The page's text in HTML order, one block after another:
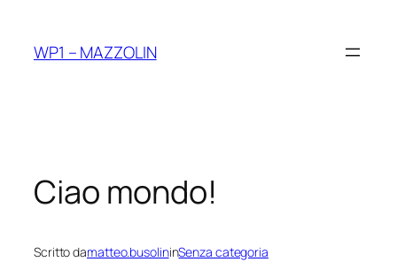
contenuto
WP1 – MAZZOLIN
Ciao mondo!
Scritto damatteo.busolininSenza categoria